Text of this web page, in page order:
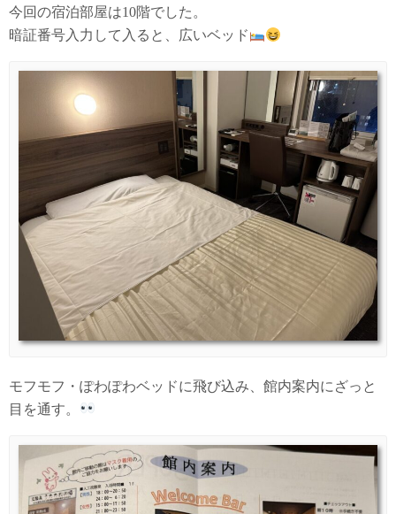
今回の宿泊部屋は10階でした。
暗証番号入力して入ると、広いベッド
モフモフ・ぽわぽわベッドに飛び込み、館内案内にざっと
目を通す。